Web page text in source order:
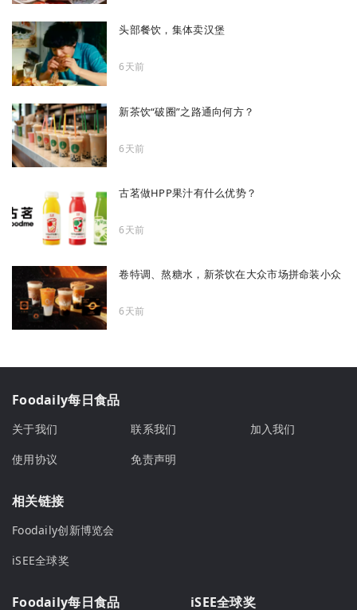
头部餐饮，集体卖汉堡
6天前
新茶饮“破圈”之路通向何方？
6天前
古茗做HPP果汁有什么优势？
6天前
卷特调、熬糖水，新茶饮在大众市场拼命装小众
6天前
Foodaily每日食品
关于我们 联系我们
加入我们
使用协议
免责声明
相关链接
Foodaily创新博览会
iSEE全球奖
Foodaily每日食品 iSEE全球奖